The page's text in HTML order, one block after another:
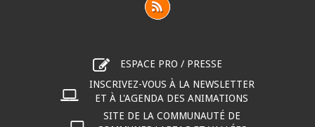
ESPACE PRO / PRESSE
INSCRIVEZ-VOUS À LA NEWSLETTER
ET À L'AGENDA DES ANIMATIONS
SITE DE LA COMMUNAUTÉ DE